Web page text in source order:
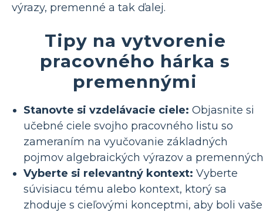
výrazy, premenné a tak ďalej.
Tipy na vytvorenie
pracovného hárka s
premennými
Stanovte si vzdelávacie ciele: Objasnite si
učebné ciele svojho pracovného listu so
zameraním na vyučovanie základných
pojmov algebraických výrazov a
Vyberte si relevantný kontext: Vyberte
súvisiacu tému alebo kontext, ktorý sa
zhoduje s cieľovými konceptmi, aby boli vaše